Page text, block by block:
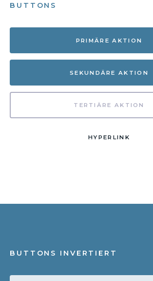
BUTTONS
PRIMÄRE AKTION
SEKUNDÄRE AKTION
TERTIÄRE AKTION
HYPERLINK
BUTTONS INVERTIERT